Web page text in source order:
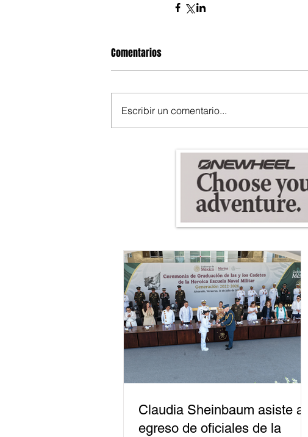
Comentarios
Escribir un comentario...
Claudia Sheinbaum asiste a
egreso de oficiales de la